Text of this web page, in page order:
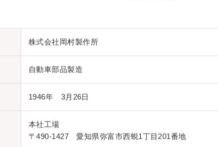
株式会社岡村製作所
自動車部品製造
1946年 3月26日
本社工場
〒490-1427 愛知県弥富市西蜆1丁目201番地